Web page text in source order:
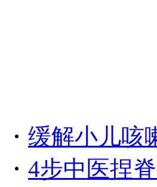
・ 缓解小儿咳
・ 4步中医捏